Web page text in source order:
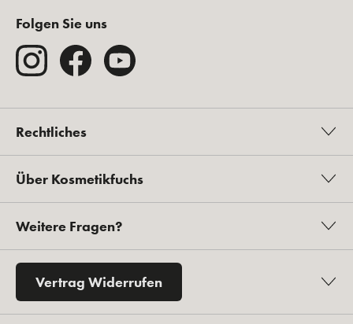
Folgen Sie uns
Rechtliches
Über Kosmetikfuchs
Weitere Fragen?
Vertrag Widerrufen